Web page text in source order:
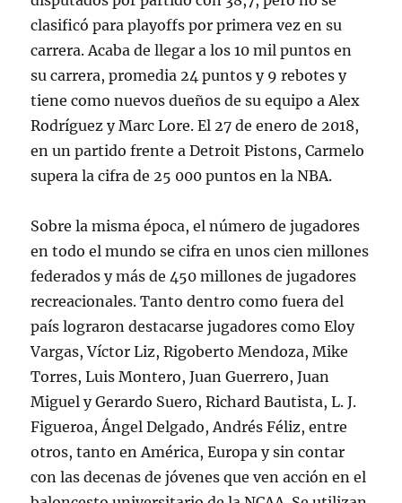
clasificó para playoffs por primera vez en su
carrera. Acaba de llegar a los 10 mil puntos en
su carrera, promedia 24 puntos y 9 rebotes y
tiene como nuevos dueños de su equipo a Alex
Rodríguez y Marc Lore. El 27 de enero de 2018,
en un partido frente a Detroit Pistons, Carmelo
supera la cifra de 25 000 puntos en la NBA.
Sobre la misma época, el número de jugadores
en todo el mundo se cifra en unos cien millones
federados y más de 450 millones de jugadores
recreacionales. Tanto dentro como fuera del
país lograron destacarse jugadores como Eloy
Vargas, Víctor Liz, Rigoberto Mendoza, Mike
Torres, Luis Montero, Juan Guerrero, Juan
Miguel y Gerardo Suero, Richard Bautista, L. J.
Figueroa, Ángel Delgado, Andrés Féliz, entre
otros, tanto en América, Europa y sin contar
con las decenas de jóvenes que ven acción en el